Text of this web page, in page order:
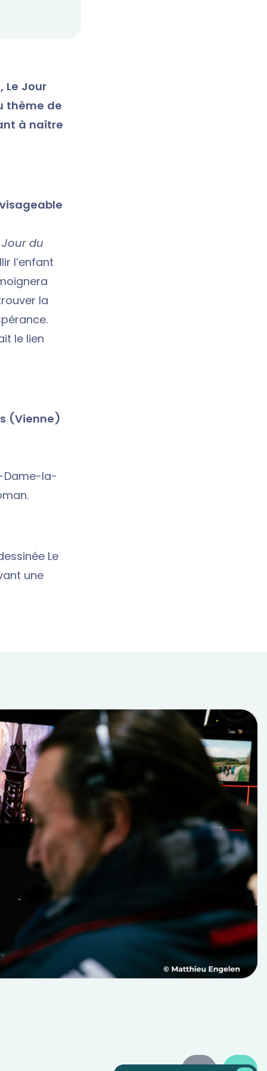
Le Jour
thème de
à naître
Jour du
l’enfant
la
le lien
(Vienne)
Dame-la-
Le
une